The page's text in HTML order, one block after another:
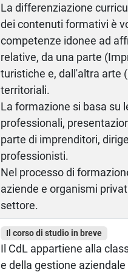
La differenziazione
dei contenuti formativi è
competenze idonee ad
relative, da una parte
turistiche e, dall'altra arte
territoriali.
La formazione si basa su
professionali,
parte di imprenditori,
professionisti.
Nel processo di
aziende e organismi
settore.
Il corso di studio in breve
Il CdL appartiene alla
e della gestione